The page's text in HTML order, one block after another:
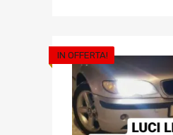
IN OFFERTA!